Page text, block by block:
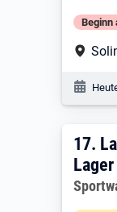
Beginn
17.
17.
Lager